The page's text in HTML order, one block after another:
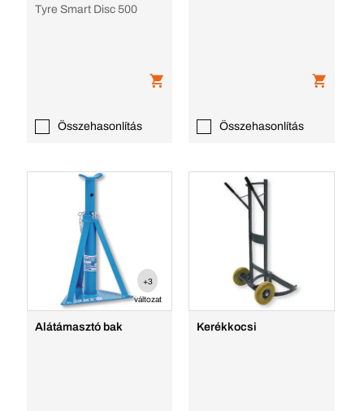
Tyre Smart Disc 500
Összehasonlítás Összehasonlítás
+3
változat
Alátámasztó bak Kerékkocsi